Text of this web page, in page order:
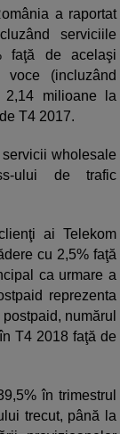
a raportat
serviciile
faţă de acelaşi
(incluzând
2,14 milioane la
T4 2017.
wholesale
ului de trafic
ai Telekom
cu 2,5% faţă
ca urmare a
reprezenta
numărul
T4 2018 faţă de
în trimestrul
trecut, până la